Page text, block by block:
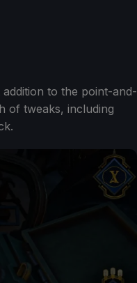
addition to the point-and-
of tweaks, including